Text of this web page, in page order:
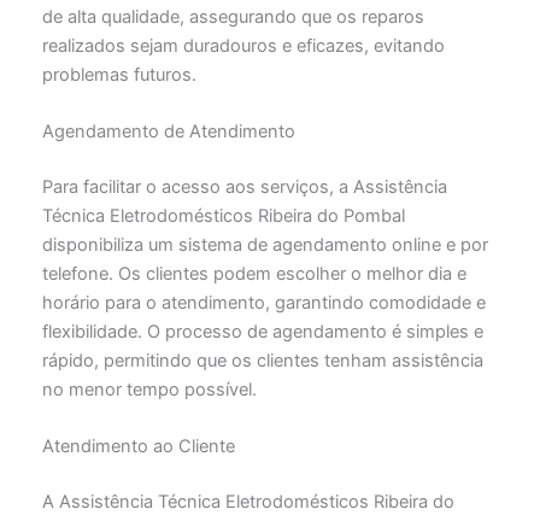
de alta qualidade, assegurando que os reparos
realizados sejam duradouros e eficazes, evitando
problemas futuros.
Agendamento de Atendimento
Para facilitar o acesso aos serviços, a Assistência
Técnica Eletrodomésticos Ribeira do Pombal
disponibiliza um sistema de agendamento online e por
telefone. Os clientes podem escolher o melhor dia e
horário para o atendimento, garantindo comodidade e
flexibilidade. O processo de agendamento é simples e
rápido, permitindo que os clientes tenham assistência
no menor tempo possível.
Atendimento ao Cliente
A Assistência Técnica Eletrodomésticos Ribeira do